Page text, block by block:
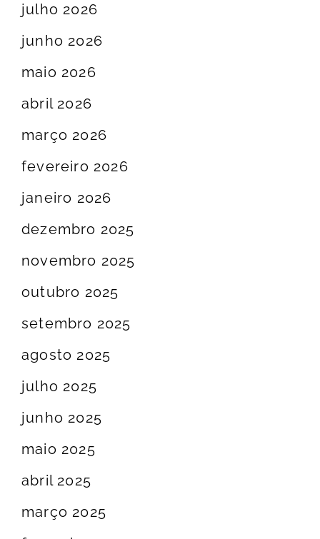
julho 2026
junho 2026
maio 2026
abril 2026
março 2026
fevereiro 2026
janeiro 2026
dezembro 2025
novembro 2025
outubro 2025
setembro 2025
agosto 2025
julho 2025
junho 2025
maio 2025
abril 2025
março 2025